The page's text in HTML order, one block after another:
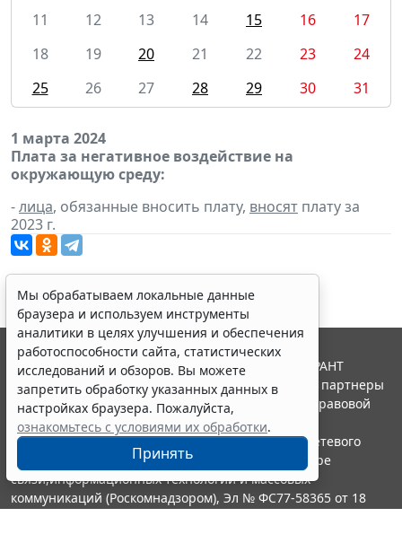
11
12 13 14 15 16
17
18
19 20 21 22 23
24
25
26 27 28 29 30 31
1 марта 2024
Плата за негативное воздействие на
окружающую среду:
-лица, обязанные вносить плату, вносят плату за
2023 г.
Мы обрабатываем локальные данные
браузера и используем инструменты
аналитики в целях улучшения и обеспечения
работоспособности сайта, статистических
исследований и обзоров. Вы можете
запретить обработку указанных данных в
настройках браузера. Пожалуйста,
ознакомьтесь с условиями их обработки.
Принять
© ООО "НПП "ГАРАНТ-СЕРВИС", 2026. Система ГАРАНТ
выпускается с 1990 года. Компания "Гарант" и ее партнеры
являются участниками Российской ассоциации правовой
информации ГАРАНТ.
Портал ГАРАНТ.РУ зарегистрирован в качестве сетевого
издания Федеральной службой по надзору в сфере
связи,информационных технологий и массовых
коммуникаций (Роскомнадзором), Эл № ФС77-58365 от 18